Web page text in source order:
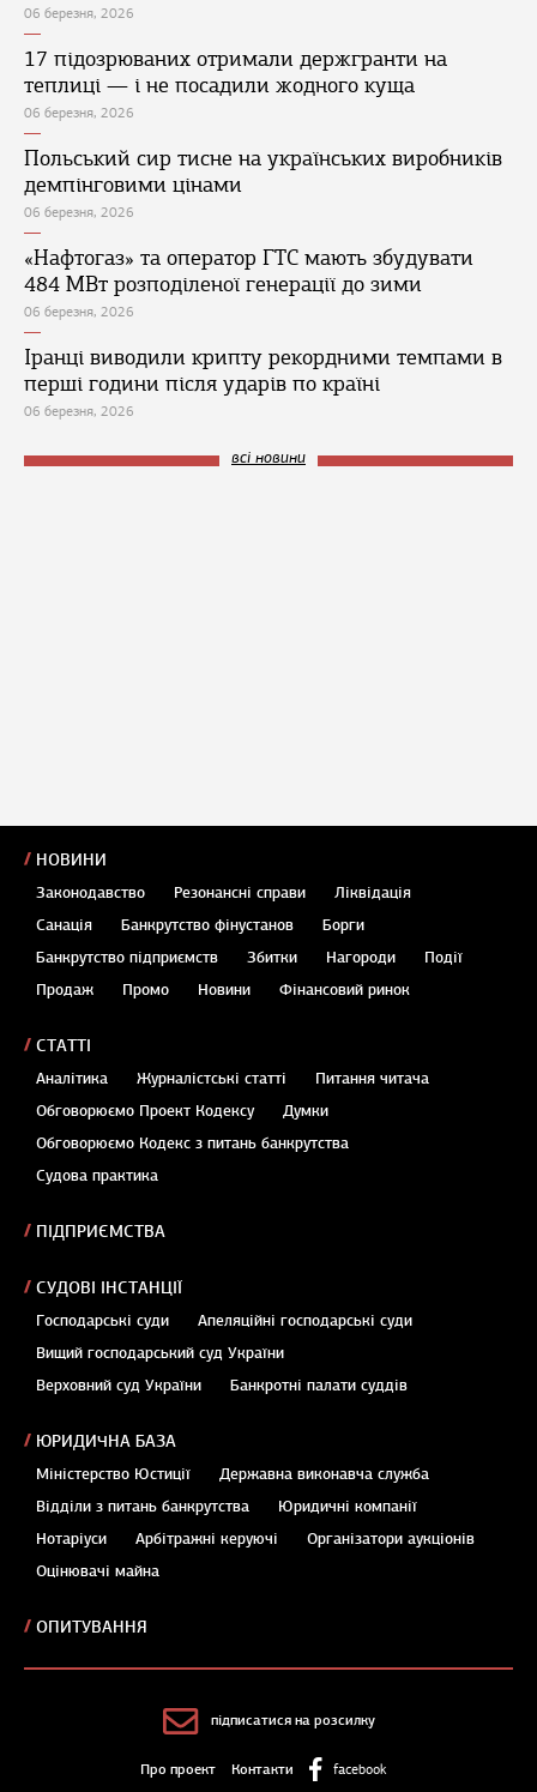
06 березня, 2026
17 підозрюваних отримали держгранти на
теплиці — і не посадили жодного куща
06 березня, 2026
Польський сир тисне на українських виробників
демпінговими цінами
06 березня, 2026
«Нафтогаз» та оператор ГТС мають збудувати
484 МВт розподіленої генерації до зими
06 березня, 2026
Іранці виводили крипту рекордними темпами в
перші години після ударів по країні
06 березня, 2026
всі новини
НОВИНИ
Законодавство Резонансні справи
Ліквідація
Санація
Банкрутство фінустанов
Борги
Банкрутство підприємств
Збитки Нагороди
Події
Продаж
Промо Новини Фінансовий ринок
СТАТТІ
Аналітика Журналістські статті
Питання читача
Обговорюємо Проект Кодексу
Думки
Обговорюємо Кодекс з питань банкрутства
Судова практика
ПІДПРИЄМСТВА
СУДОВІ ІНСТАНЦІЇ
Господарські суди
Апеляційні господарські суди
Вищий господарський суд України
Верховний суд України
Банкротні палати суддів
ЮРИДИЧНА БАЗА
Міністерство Юстиції
Державна виконавча служба
Відділи з питань банкрутства
Юридичні компанії
Нотаріуси
Арбітражні керуючі
Організатори аукціонів
Оцінювачі майна
ОПИТУВАННЯ
підписатися на розсилку
Про проект Контакти facebook